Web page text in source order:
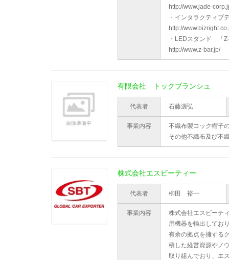
http://www.jade-
・インタラクティブ
http://
・LEDスタンド 「
http://www.z-bar.jp/
有限会社 トックブランシュ
代表者 石藤源弘
事業内容
不織布製コック帽子
その他不織布及び不
株式会社エスビーティー
代表者 柳田 裕一
事業内容
株式会社エスビーテ
用機器を輸出してお
有余の拠点を擁する
積した経営資源やノ
取り組んでおり、エ